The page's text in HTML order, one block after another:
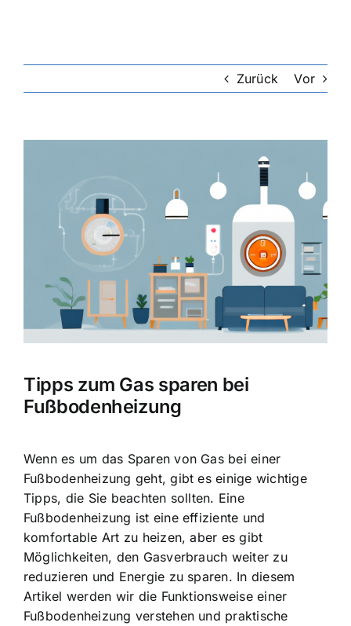
Zurück Vor
Tipps zum Gas sparen bei
Fußbodenheizung
Wenn es um das Sparen von Gas bei einer
Fußbodenheizung geht, gibt es einige wichtige
Tipps, die Sie beachten sollten. Eine
Fußbodenheizung ist eine effiziente und
komfortable Art zu heizen, aber es gibt
Möglichkeiten, den Gasverbrauch weiter zu
reduzieren und Energie zu sparen. In diesem
Artikel werden wir die Funktionsweise einer
Fußbodenheizung verstehen und praktische